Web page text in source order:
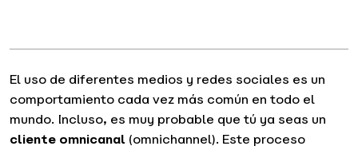
El uso de diferentes medios y redes sociales es un
comportamiento cada vez más común en todo el
mundo. Incluso, es muy probable que tú ya seas un
cliente omnicanal (omnichannel). Este proceso